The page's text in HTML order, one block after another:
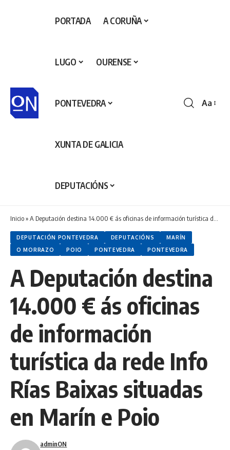
PORTADA A CORUÑA
LUGO OURENSE
PONTEVEDRA
XUNTA DE GALICIA
DEPUTACIÓNS
Aa
Inicio»A Deputación destina 14.000 € ás oficinas de información turística da rede Info Rías Baixas situadas en Marín e Poio
DEPUTACIÓN PONTEVEDRA DEPUTACIÓNS
MARÍN
O MORRAZO
POIO PONTEVEDRA PONTEVEDRA
A Deputación destina
14.000 € ás oficinas
de información
turística da rede Info
Rías Baixas situadas
en Marín e Poio
adminON